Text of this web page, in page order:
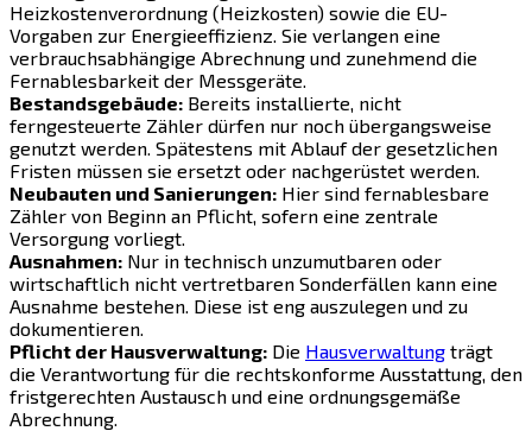
Heizkostenverordnung (Heizkosten) sowie die EU-
Vorgaben zur Energieeffizienz. Sie verlangen eine
verbrauchsabhängige Abrechnung und zunehmend die
Fernablesbarkeit der Messgeräte.
Bestandsgebäude: Bereits installierte, nicht
ferngesteuerte Zähler dürfen nur noch übergangsweise
genutzt werden. Spätestens mit Ablauf der gesetzlichen
Fristen müssen sie ersetzt oder nachgerüstet werden.
Neubauten und Sanierungen: Hier sind fernablesbare
Zähler von Beginn an Pflicht, sofern eine zentrale
Versorgung vorliegt.
Ausnahmen: Nur in technisch unzumutbaren oder
wirtschaftlich nicht vertretbaren Sonderfällen kann eine
Ausnahme bestehen. Diese ist eng auszulegen und zu
dokumentieren.
Pflicht der Hausverwaltung: Die Hausverwaltung trägt
die Verantwortung für die rechtskonforme Ausstattung, den
fristgerechten Austausch und eine ordnungsgemäße
Abrechnung.